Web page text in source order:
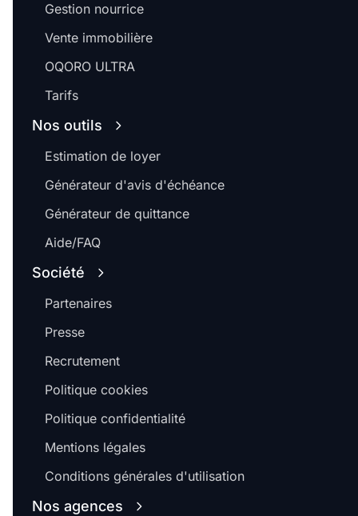
Gestion nourrice
Vente immobilière
OQORO ULTRA
Tarifs
Nos outils
Estimation de loyer
Générateur d'avis d'échéance
Générateur de quittance
Aide/FAQ
Société
Partenaires
Presse
Recrutement
Politique cookies
Politique confidentialité
Mentions légales
Conditions générales d'utilisation
Nos agences